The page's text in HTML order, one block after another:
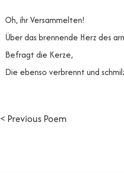
Oh, ihr Versammelten!
Über das brennende Herz des
Befragt die Kerze,
Die ebenso verbrennt und
< Previous Poem